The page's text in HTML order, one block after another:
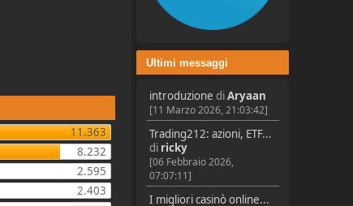
Ultimi messaggi
introduzione diAryaan
[11 Marzo 2026, 21:03:42]
Trading212: azioni, ETF...
di ricky
[06 Febbraio 2026,
07:07:11]
I migliori casinò online...
11.363
8.232
2.595
2.403